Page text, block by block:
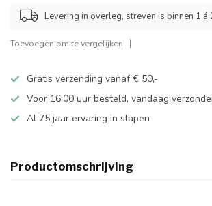
Levering in overleg, streven is binnen 1 á
Toevoegen om te vergelijken
Gratis verzending vanaf € 50,-
Voor 16:00 uur besteld, vandaag
Al 75 jaar ervaring in slapen
Productomschrijving